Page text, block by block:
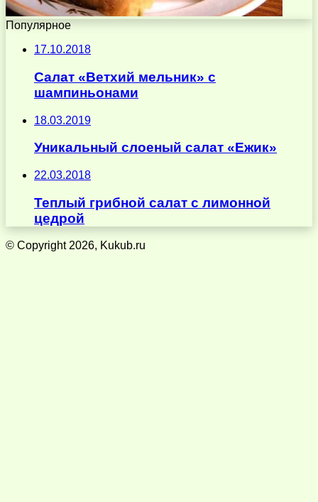
Популярное
17.10.2018
Салат «Ветхий мельник» с
шампиньонами
18.03.2019
Уникальный слоеный салат «Ежик»
22.03.2018
Теплый грибной салат с лимонной
цедрой
© Copyright 2026, Kukub.ru